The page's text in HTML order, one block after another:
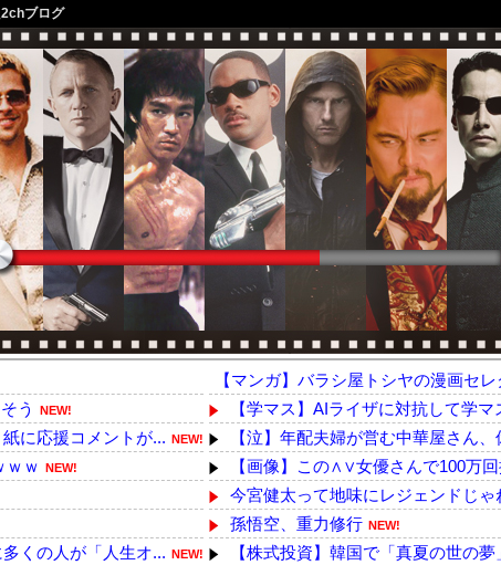
ブログ
う
NEW!
に応援コメントが... NEW!
ｗｗ NEW!
くの人が「人生オ... NEW!
【マンガ】バラシ屋トシヤの漫画セ
【学マス】AIライザに対抗して学
【泣】年配夫婦が営む中華屋さん
【画像】この∧∨女優さんで100万
今宮健太って地味にレジェンドじゃ
孫悟空、重力修行 NEW!
【株式投資】韓国で「真夏の世の